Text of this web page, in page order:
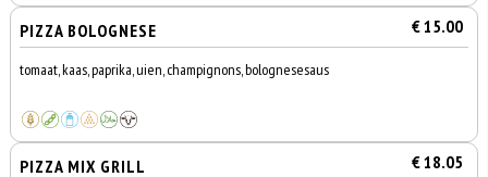
PIZZA BOLOGNESE € 15.00
tomaat, kaas, paprika, uien, champignons, bolognesesaus
PIZZA MIX GRILL € 18.05